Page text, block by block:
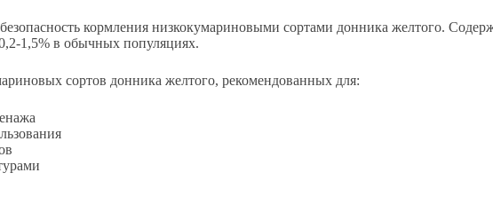
кормления низкокумариновыми сортами донника желтого.
1,5% в обычных популяциях.
сортов донника желтого, рекомендованных для: